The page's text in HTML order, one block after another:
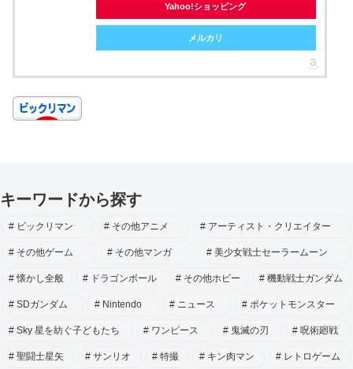
Yahoo!ショッピング
メルカリ
キーワードから探す
ビックリマン その他アニメ アーティスト・クリエイター
その他ゲーム その他マンガ 美少女戦士セーラームーン
懐かし全般 ドラゴンボール その他ホビー 機動戦士ガンダム
SDガンダム Nintendo ニュース ポケットモンスター
Sky 星を紡ぐ子どもたち ワンピース 鬼滅の刃 呪術廻戦
聖闘士星矢 サンリオ 特撮 キン肉マン レトロゲーム